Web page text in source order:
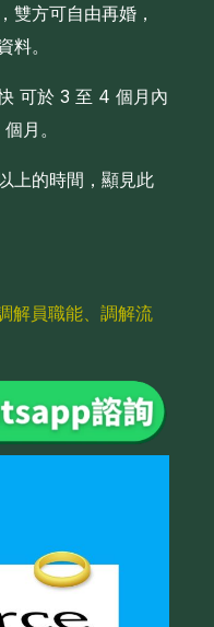
雙方可自由再婚，
料。
可於 3 至 4 個月內
月。
上的時間，顯見此
解員職能、調解流